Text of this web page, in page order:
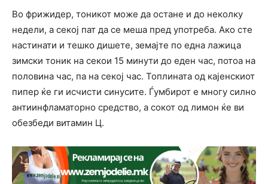
Во фрижидер, тоникот може да остане и до неколку
недели, а секој пат да се меша пред употреба. Ако сте
настинати и тешко дишете, земајте по една лажица
зимски тоник на секои 15 минути до еден час, потоа на
половина час, па на секој час. Топлината од кајенскиот
пипер ќе ги исчисти синусите. Ѓумбирот е многу силно
антиинфламаторно средство, а сокот од лимон ќе ви
обезбеди витамин Ц.